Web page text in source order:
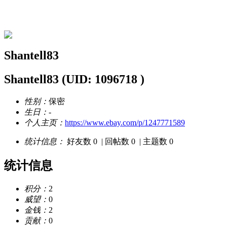
Shantell83
Shantell83 (UID: 1096718 )
性别： 保密
生日： -
个人主页： https://www.ebay.com/p/1247771589
统计信息： 好友数 0 | 回帖数 0 | 主题数 0
统计信息
积分： 2
威望： 0
金钱： 2
贡献： 0